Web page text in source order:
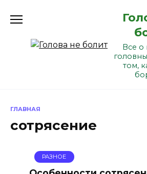
Все о
том,
ГЛАВНАЯ
сотрясение
РАЗНОЕ